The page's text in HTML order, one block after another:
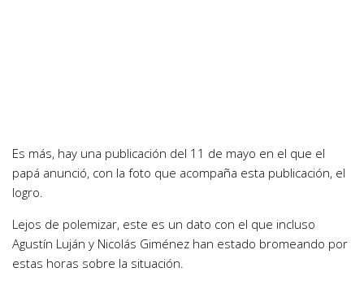
Es más, hay una publicación del 11 de mayo en el que el
papá anunció, con la foto que acompaña esta publicación, el
logro.
Lejos de polemizar, este es un dato con el que incluso
Agustín Luján y Nicolás Giménez han estado bromeando por
estas horas sobre la situación.